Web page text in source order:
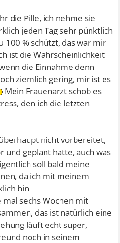
die Pille, ich nehme sie
jeden Tag sehr pünktlich
100 % schützt, das war mir
ist die Wahrscheinlichkeit
die Einnahme denn
ziemlich gering, mir ist es
Mein Frauenarzt schob es
den ich die letzten
nicht vorbereitet,
und geplant hatte, auch was
soll bald meine
da ich mit meinem
bin.
mal sechs Wochen mit
das ist natürlich eine
läuft echt super,
noch in seinem